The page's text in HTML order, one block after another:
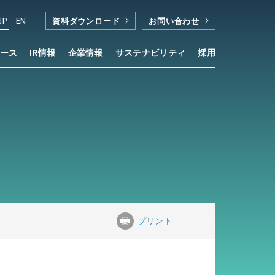
ス IR情報 企業情報 サステナビリティ 採用
EN 資料ダウンロード お問い合わせ
プリント